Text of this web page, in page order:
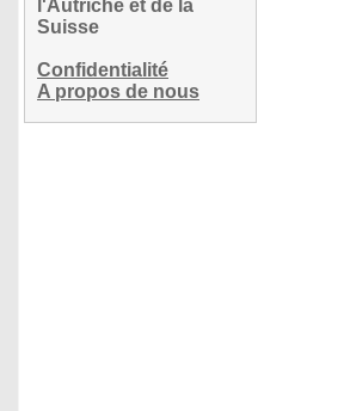
l'Autriche et de la
Suisse
Confidentialité
A propos de nous